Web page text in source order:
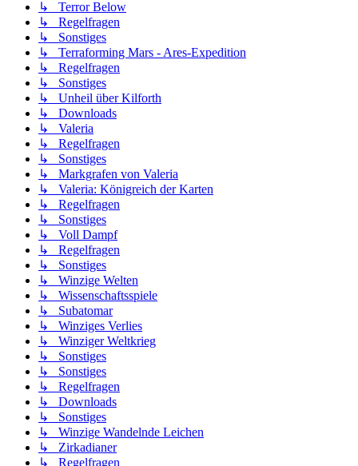
↳ Terror Below
↳ Regelfragen
↳ Sonstiges
↳ Terraforming Mars - Ares-Expedition
↳ Regelfragen
↳ Sonstiges
↳ Unheil über Kilforth
↳ Downloads
↳ Valeria
↳ Regelfragen
↳ Sonstiges
↳ Markgrafen von Valeria
↳ Valeria: Königreich der Karten
↳ Regelfragen
↳ Sonstiges
↳ Voll Dampf
↳ Regelfragen
↳ Sonstiges
↳ Winzige Welten
↳ Wissenschaftsspiele
↳ Subatomar
↳ Winziges Verlies
↳ Winziger Weltkrieg
↳ Sonstiges
↳ Sonstiges
↳ Regelfragen
↳ Downloads
↳ Sonstiges
↳ Winzige Wandelnde Leichen
↳ Zirkadianer
↳ Regelfragen